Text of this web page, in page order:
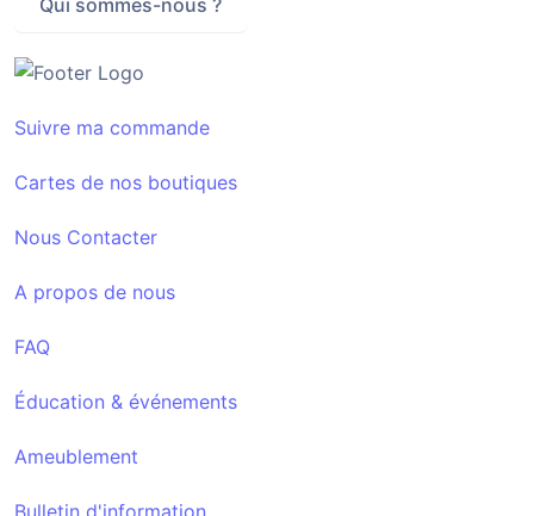
Suivre ma commande
Cartes de nos boutiques
Nous Contacter
A propos de nous
FAQ
Éducation & événements
Ameublement